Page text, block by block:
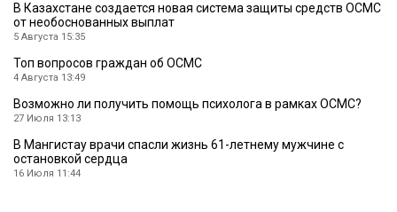
В Казахстане создается новая система защиты средств ОСМС
от необоснованных выплат
5 Августа 15:35
Топ вопросов граждан об ОСМС
4 Августа 13:49
Возможно ли получить помощь психолога в рамках ОСМС?
27 Июля 13:13
В Мангистау врачи спасли жизнь 61-летнему мужчине с
остановкой сердца
16 Июля 11:44